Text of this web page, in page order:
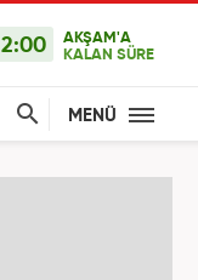
2:00
AKŞAM'A
KALAN SÜRE
MENÜ